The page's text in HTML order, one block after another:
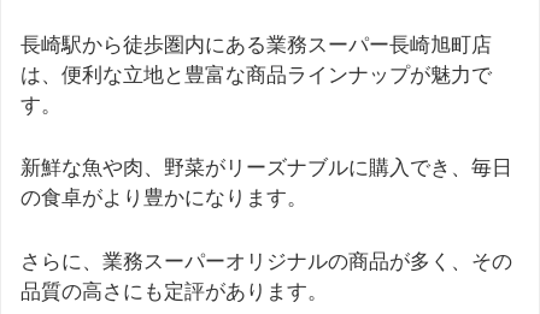
長崎駅から徒歩圏内にある業務スーパー長崎旭町店
は、便利な立地と豊富な商品ラインナップが魅力で
す。
新鮮な魚や肉、野菜がリーズナブルに購入でき、毎日
の食卓がより豊かになります。
さらに、業務スーパーオリジナルの商品が多く、その
品質の高さにも定評があります。